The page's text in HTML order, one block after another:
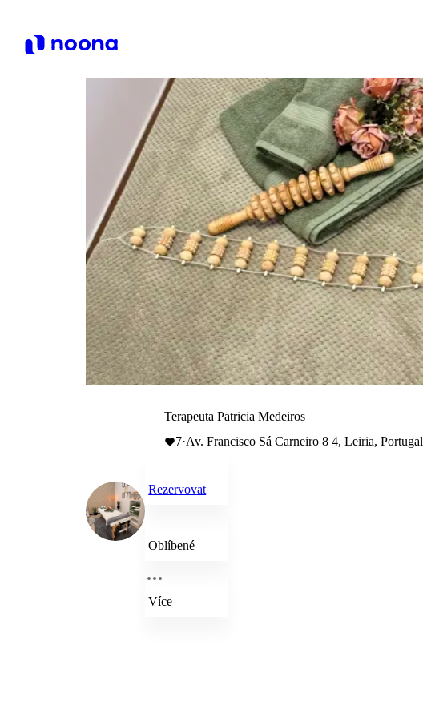
Terapeuta Patricia Medeiros
7·Av. Francisco Sá Carneiro 8 4, Leiria, Portugal
Rezervovat
Oblíbené
Více